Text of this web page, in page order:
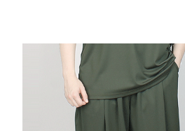
긴팔남방셔츠